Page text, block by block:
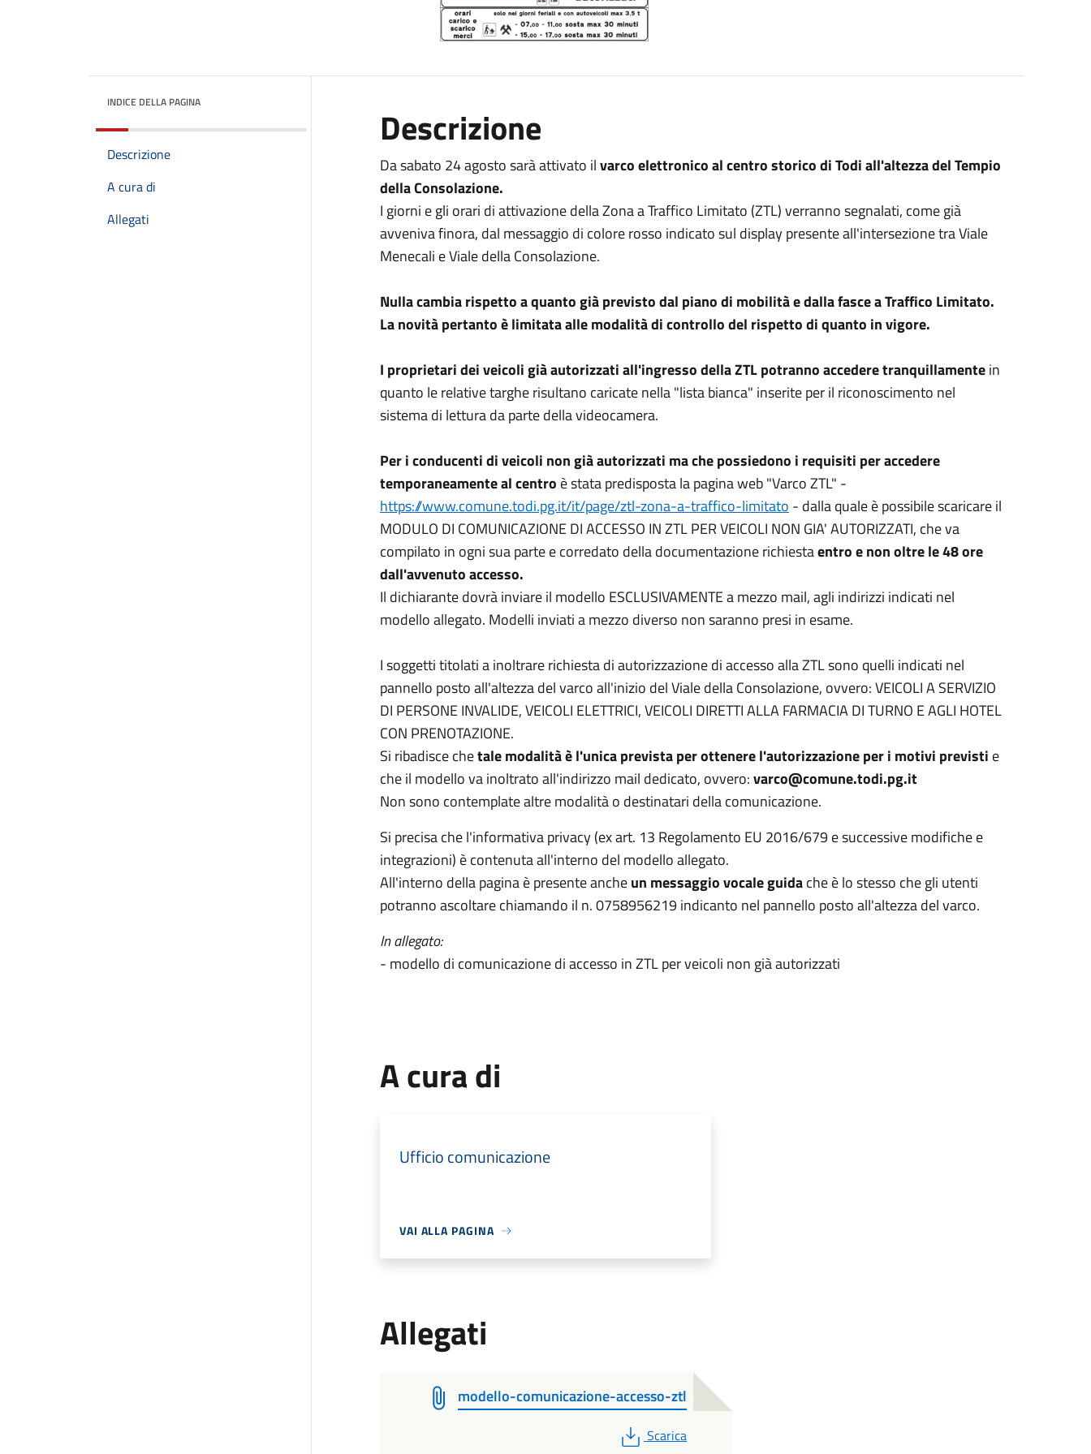
INDICE DELLA PAGINA
Descrizione
A cura di
Allegati
Descrizione
Da sabato 24 agosto sarà attivato ilvarco elettronico al centro storico di Todi all'altezza del Tempio
della Consolazione.
I giorni e gli orari di attivazione della Zona a Traffico Limitato (ZTL) verranno segnalati, come già
avveniva finora, dal messaggio di colore rosso indicato sul display presente all'intersezione tra Viale
Menecali e Viale della Consolazione.
Nulla cambia rispetto a quanto già previsto dal piano di mobilità e dalla fasce a Traffico Limitato.
La novità pertanto è limitata alle modalità di controllo del rispetto di quanto in vigore.
I proprietari dei veicoli già autorizzati all'ingresso della ZTL potranno accedere tranquillamentein
quanto le relative targhe risultano caricate nella "lista bianca" inserite per il riconoscimento nel
sistema di lettura da parte della videocamera.
Per i conducenti di veicoli non già autorizzati ma che possiedono i requisiti per accedere
temporaneamente al centro è stata predisposta la pagina web "Varco ZTL" -
https://www.comune.todi.pg.it/it/page/ztl-zona-a-traffico-limitato - dalla quale è possibile scaricare il
MODULO DI COMUNICAZIONE DI ACCESSO IN ZTL PER VEICOLI NON GIA' AUTORIZZATI, che va
compilato in ogni sua parte e corredato della documentazione richiestaentro e non oltre le 48 ore
dall'avvenuto accesso.
Il dichiarante dovrà inviare il modello ESCLUSIVAMENTE a mezzo mail, agli indirizzi indicati nel
modello allegato. Modelli inviati a mezzo diverso non saranno presi in esame.
I soggetti titolati a inoltrare richiesta di autorizzazione di accesso alla ZTL sono quelli indicati nel
pannello posto all'altezza del varco all'inizio del Viale della Consolazione, ovvero: VEICOLI A SERVIZIO
DI PERSONE INVALIDE, VEICOLI ELETTRICI, VEICOLI DIRETTI ALLA FARMACIA DI TURNO E AGLI HOTEL
CON PRENOTAZIONE.
Si ribadisce chetale modalità è l'unica prevista per ottenere l'autorizzazione per i motivi previsti e
che il modello va inoltrato all'indirizzo mail dedicato, ovvero:varco@comune.todi.pg.it
Non sono contemplate altre modalità o destinatari della comunicazione.
Si precisa che l'informativa privacy (ex art. 13 Regolamento EU 2016/679 e successive modifiche e
integrazioni) è contenuta all'interno del modello allegato.
All'interno della pagina è presente ancheun messaggio vocale guidache è lo stesso che gli utenti
potranno ascoltare chiamando il n. 0758956219 indicanto nel pannello posto all'altezza del varco.
In allegato:
- modello di comunicazione di accesso in ZTL per veicoli non già autorizzati
A cura di
Ufficio comunicazione
VAI ALLA PAGINA
Allegati
modello-comunicazione-accesso-ztl
PDF
Scarica